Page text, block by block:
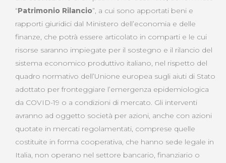
“Patrimonio Rilancio”, a cui sono apportati beni e
rapporti giuridici dal Ministero dell’economia e delle
finanze, che potrà essere articolato in comparti e le cui
risorse saranno impiegate per il sostegno e il rilancio del
sistema economico produttivo italiano, nel rispetto del
quadro normativo dell’Unione europea sugli aiuti di Stato
adottato per fronteggiare l’emergenza epidemiologica
da COVID-19 o a condizioni di mercato. Gli interventi
avranno ad oggetto società per azioni, anche con azioni
quotate in mercati regolamentati, comprese quelle
costituite in forma cooperativa, che hanno sede legale in
Italia, non operano nel settore bancario, finanziario o